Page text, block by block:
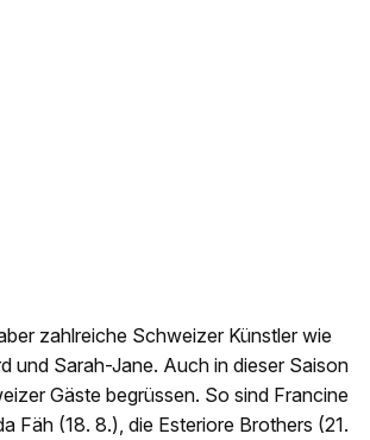
zahlreiche Schweizer Künstler wie
und Sarah-Jane. Auch in dieser Saison
Gäste begrüssen. So sind Francine
Fäh (18. 8.), die Esteriore Brothers (21.